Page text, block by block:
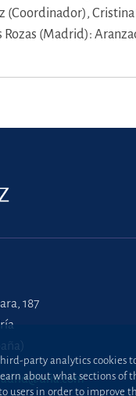
(Coordinador), Cristina
Rozas (Madrid):
187
party analytics cookies
about what sections of
users in order to improve